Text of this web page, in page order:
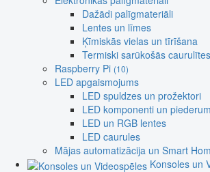
Dažādi palīgmateriāli
Lentes un līmes
Ķīmiskās vielas un tīrīšana
Termiski sarūkošās caurulītes
Raspberry Pi (10)
LED apgaismojums
LED spuldzes un prožektori
LED komponenti un
LED un RGB lentes
LED caurules
Mājas automatizācija un Smart
Konsoles un